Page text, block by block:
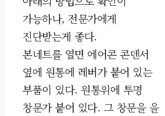
가능하나, 전문가에게
진단받는게 좋다.
본네트를 열면 에어콘 콘덴서
옆에 원통에 레버가 붙어 있는
부품이 있다. 원통위에 투명
창문가 붙어 있다. 그 창문을 을